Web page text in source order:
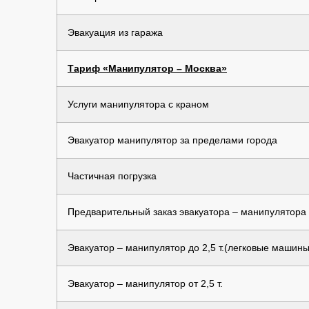
Эвакуация из гаража
Тариф «Манипулятор – Москва»
Услуги манипулятора с краном
Эвакуатор манипулятор за пределами города
Частичная погрузка
Предварительный заказ эвакуатора – манипулятора
Эвакуатор – манипулятор до 2,5 т.(легковые
Эвакуатор – манипулятор от 2,5 т.